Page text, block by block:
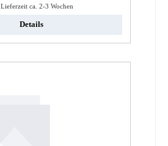
Lieferzeit ca. 2-3 Wochen
Details